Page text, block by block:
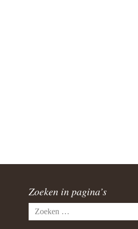
Zoeken in pagina’s
Zoeken
naar: